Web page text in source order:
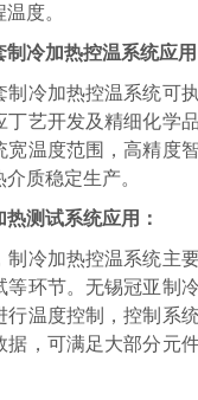
度。
冷加热控温系统应用
制冷加热控温系统可执
丁艺开发及精细化学
宽温度范围，⾼精度
质稳定⽣产。
测试系统应用：
制冷加热控温系统主
环节。 无锡冠亚制
行温度控制，控制系
据，可满⾜⼤部分元